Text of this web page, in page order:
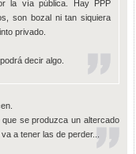
la vía pública. Hay PPP
son bozal ni tan siquiera
privado.
decir algo.
se produzca un altercado
a tener las de perder...